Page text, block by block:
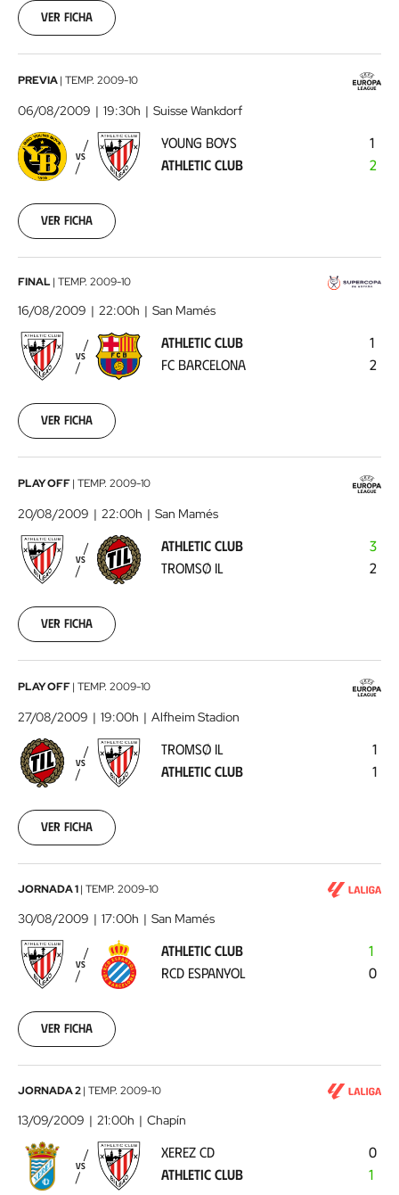
30
00:00:00
Ver ficha
Young
Boys
Athletic
Club2009-
06
00:00:00
PREVIA| TEMP. 2009-10
06/08/2009 19:30h Suisse Wankdorf
VS
YOUNG BOYS
ATHLETIC CLUB
1
2
Ver ficha
Athletic
Club
-
FC
Barcelona
2009-
16
00:00:00
FINAL | TEMP. 2009-10
16/08/2009 22:00h San Mamés
VS
ATHLETIC CLUB
FC BARCELONA
1
2
Ver ficha
Athletic
Club
-
Tromsø
IL2009-
20
00:00:00
PLAY OFF| TEMP. 2009-10
20/08/2009 22:00h San Mamés
VS
ATHLETIC CLUB
TROMSØ IL
3
2
Ver ficha
Tromsø
IL
Athletic
Club2009-
27
00:00:00
PLAY OFF| TEMP. 2009-10
27/08/2009 19:00h Alfheim Stadion
VS
TROMSØ IL
ATHLETIC CLUB
1
1
Ver ficha
Athletic
Club
-
RCD
Espanyol
2009-
30
00:00:00
JORNADA 1| TEMP. 2009-10
30/08/2009 17:00h San Mamés
VS
ATHLETIC CLUB
RCD ESPANYOL
1
0
Ver ficha
Xerez
CD
Athletic
Club2009-
JORNADA 2| TEMP. 2009-10
13/09/2009 21:00h Chapín
VS
XEREZ CD
ATHLETIC CLUB
0
1